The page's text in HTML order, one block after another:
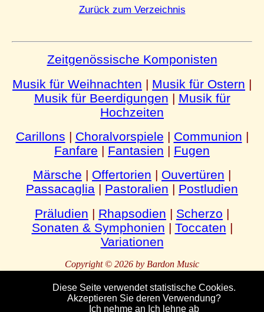
Zurück zum Verzeichnis
Zeitgenössische Komponisten
Musik für Weihnachten | Musik für Ostern |
Musik für Beerdigungen | Musik für
Hochzeiten
Carillons | Choralvorspiele | Communion |
Fanfare | Fantasien | Fugen
Märsche | Offertorien | Ouvertüren |
Passacaglia | Pastoralien | Postludien
Präludien | Rhapsodien | Scherzo |
Sonaten & Symphonien | Toccaten |
Variationen
Copyright © 2026 by Bardon Music
AGB
Bahnhofstraße 54 Packebusch 39624 Kalbe
Diese Seite verwendet statistische Cookies.
Akzeptieren Sie deren Verwendung?
Ich nehme an Ich lehne ab